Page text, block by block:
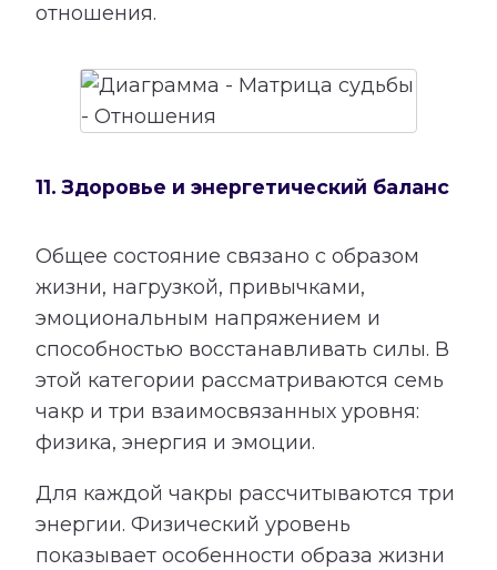
отношения.
11. Здоровье и энергетический баланс
Общее состояние связано с образом
жизни, нагрузкой, привычками,
эмоциональным напряжением и
способностью восстанавливать силы. В
этой категории рассматриваются семь
чакр и три взаимосвязанных уровня:
физика, энергия и эмоции.
Для каждой чакры рассчитываются три
энергии. Физический уровень
показывает особенности образа жизни